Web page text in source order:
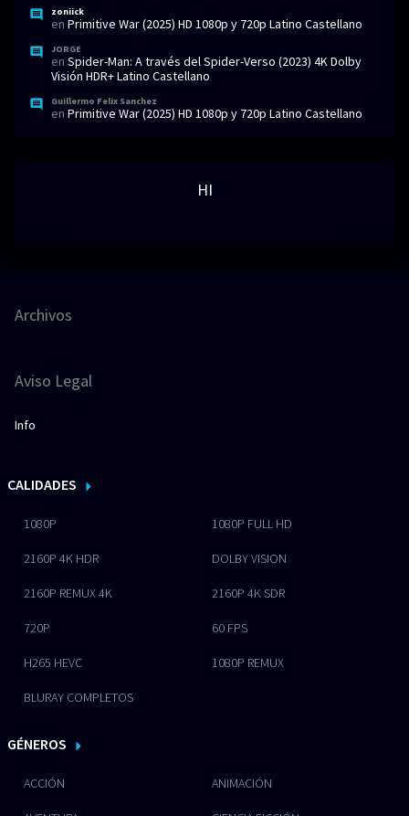
zoniick
en Primitive War (2025) HD 1080p y 720p Latino Castellano
JORGE
en Spider-Man: A través del Spider-Verso (2023) 4K Dolby
Visión HDR+ Latino Castellano
Guillermo Felix Sanchez
en Primitive War (2025) HD 1080p y 720p Latino Castellano
HI
Archivos
Aviso Legal
Info
CALIDADES
1080P 1080P FULL HD
2160P 4K HDR DOLBY VISION
2160P REMUX 4K 2160P 4K SDR
720P 60 FPS
H265 HEVC 1080P REMUX
BLURAY COMPLETOS
GÉNEROS
ACCIÓN ANIMACIÓN